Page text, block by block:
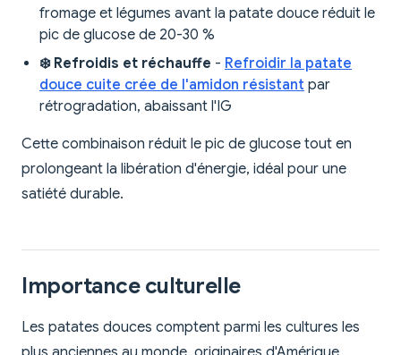
fromage et légumes avant la patate douce réduit le
pic de glucose de 20-30 %
❄️ Refroidis et réchauffe - Refroidir la patate
douce cuite crée de l'amidon résistant par
rétrogradation, abaissant l'IG
Cette combinaison réduit le pic de glucose tout en
prolongeant la libération d'énergie, idéal pour une
satiété durable.
Importance culturelle
Les patates douces comptent parmi les cultures les